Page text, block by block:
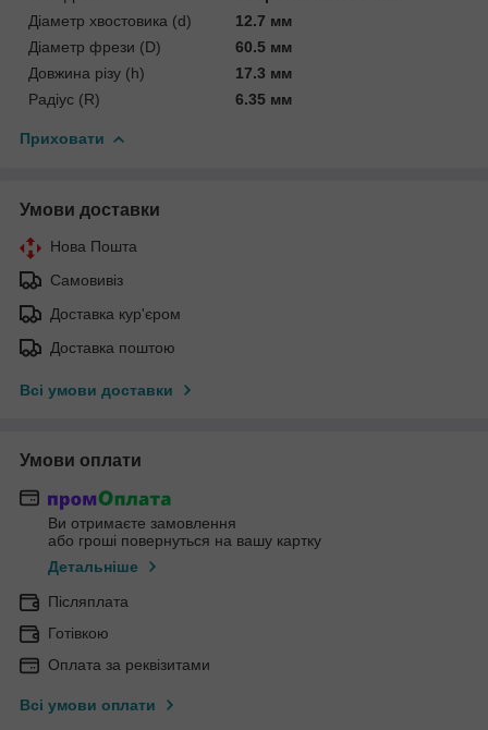
Діаметр хвостовика (d)
12.7 мм
Діаметр фрези (D)
60.5 мм
Довжина різу (h)
17.3 мм
Радіус (R)
6.35 мм
Приховати
Умови доставки
Нова Пошта
Самовивіз
Доставка кур'єром
Доставка поштою
Всі умови доставки
Умови оплати
Ви отримаєте замовлення
або гроші повернуться на вашу картку
Детальніше
Післяплата
Готівкою
Оплата за реквізитами
Всі умови оплати